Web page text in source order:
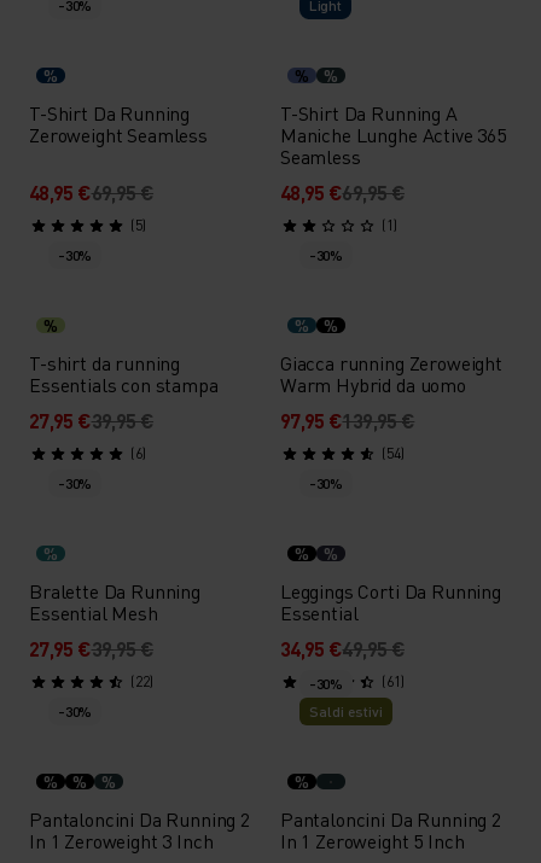
-30%
%
T-Shirt Da Running
Zeroweight Seamless
48,95 €69,95 €
(5)
Light
% %
T-Shirt Da Running A
Maniche Lunghe Active 365
Seamless
48,95 €69,95 €
(1)
-30%
%
T-shirt da running
Essentials con stampa
27,95 €39,95 €
(6)
-30%
% %
Giacca running Zeroweight
Warm Hybrid da uomo
97,95 €139,95 €
(54)
-30%
%
Bralette Da Running
Essential Mesh
27,95 €39,95 €
(22)
-30%
% %
Leggings Corti Da Running
Essential
34,95 €49,95 €
(61)
-30%
% % %
Pantaloncini Da Running 2
In 1 Zeroweight 3 Inch
-30%
Saldi estivi
%
Pantaloncini Da Running 2
In 1 Zeroweight 5 Inch